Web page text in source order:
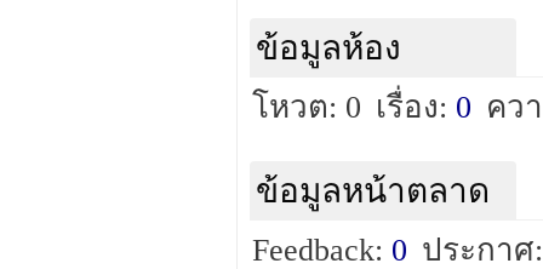
ข้อมูลห้อง
โหวต: 0 เรื่อง: 0 คว
ข้อมูลหน้าตลาด
Feedback: 0 ประกาศ